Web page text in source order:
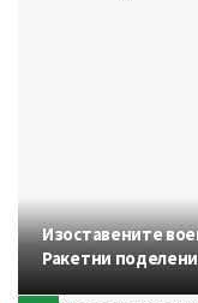
Изоставените
Ракетни